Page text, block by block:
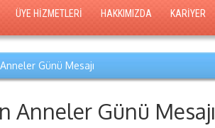
ÜYE HİZMETLERİ HAKKIMIZDA KARİYER
Günü Mesajı
Anneler Günü Mesajı